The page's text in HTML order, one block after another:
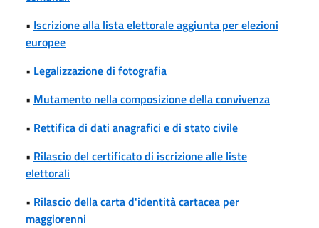
• Iscrizione alla lista elettorale aggiunta per elezioni
europee
• Legalizzazione di fotografia
• Mutamento nella composizione della convivenza
• Rettifica di dati anagrafici e di stato civile
• Rilascio del certificato di iscrizione alle liste
elettorali
• Rilascio della carta d'identità cartacea per
maggiorenni